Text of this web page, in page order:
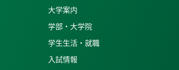
大学案内
学部・大学院
学生生活・就職
入試情報